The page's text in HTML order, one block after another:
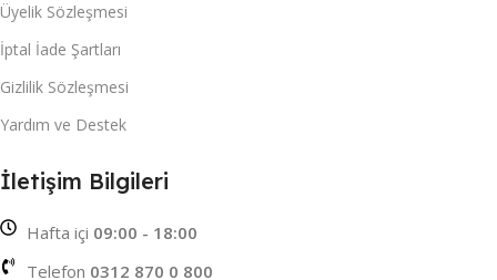
Üyelik Sözleşmesi
İptal İade Şartları
Gizlilik Sözleşmesi
Yardım ve Destek
İletişim Bilgileri
Hafta içi 09:00 - 18:00
Telefon 0312 870 0 800